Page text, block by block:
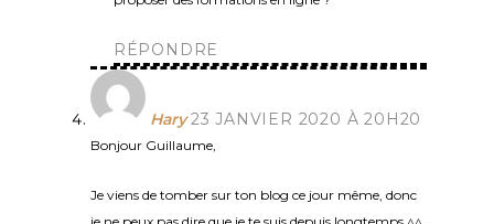
RÉPONDRE
Hary 23 JANVIER 2020 À 20H20
Bonjour Guillaume,
Je viens de tomber sur ton blog ce jour même, donc